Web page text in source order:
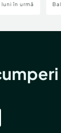
luni în urmă